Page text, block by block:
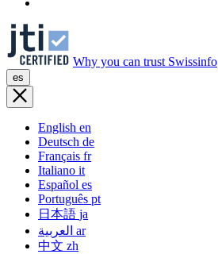
Why you can trust Swissinfo
es
English en
Deutsch de
Français fr
Italiano it
Español es
Português pt
日本語 ja
ar
中文 zh